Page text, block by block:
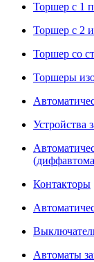
Торшер с 1
Торшер с 2
Торшер со
Торшеры
Устройства
Контакторы
Автоматы